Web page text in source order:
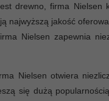
drewno, firma Nielsen
najwyższą jakość
Nielsen zapewnia
Nielsen otwiera
się dużą